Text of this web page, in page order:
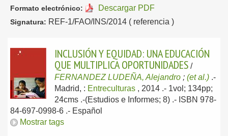
Formato electrónico: Descargar PDF
Signatura: REF-1/FAO/INS/2014 ( referencia )
INCLUSIÓN Y EQUIDAD: UNA EDUCACIÓN
QUE MULTIPLICA OPORTUNIDADES /
FERNANDEZ LUDEÑA, Alejandro ; (et al.) .-
Madrid, : Entreculturas , 2014 .- 1vol; 134pp;
24cms .-(Estudios e Informes; 8) .- ISBN 978-
84-697-0998-6 .- Español
Mostrar tags